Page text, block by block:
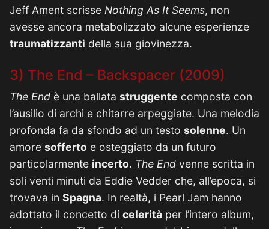
Jeff Ament scrisse Nothing As It Seems, non
avesse ancora metabolizzato alcune esperienze
traumatizzanti della sua giovinezza.
3) The End – Backspacer (2009)
The End è una ballata struggente composta con
l’ausilio di archi e chitarre arpeggiate. Una melodia
profonda fa da sfondo ad un testo solenne. Un
amore sofferto e osteggiato da un futuro
particolarmente incerto. The End venne scritta in
soli venti minuti da Eddie Vedder che, all’epoca, si
trovava in Spagna. In realtà, i Pearl Jam hanno
adottato il concetto di celerità per l’intero album,